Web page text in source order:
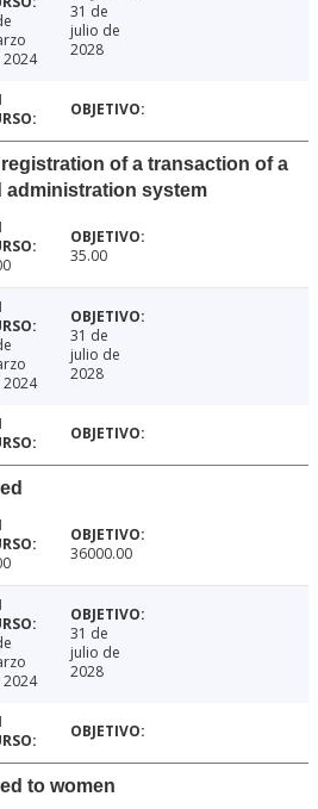
2024
31 de
julio de
2028
of a transaction of a
administration system
35.00
2024
31 de
julio de
2028
36000.00
2024
31 de
julio de
2028
to women